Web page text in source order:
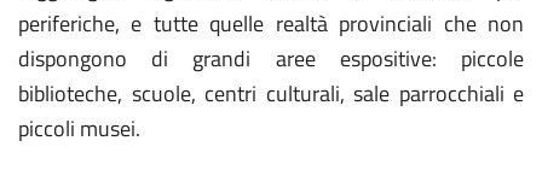
periferiche, e tutte quelle realtà provinciali che non
dispongono di grandi aree espositive: piccole
biblioteche, scuole, centri culturali, sale parrocchiali e
piccoli musei.